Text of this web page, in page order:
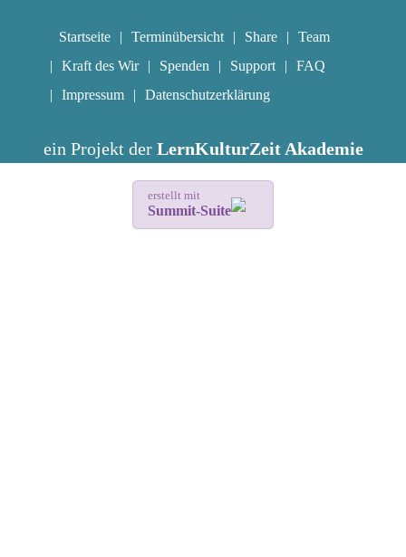
Startseite Terminübersicht Share
Team
Kraft des Wir
Spenden Support
FAQ
Impressum
Datenschutzerklärung
ein Projekt der LernKulturZeit Akademie
erstellt mit
Summit-Suite